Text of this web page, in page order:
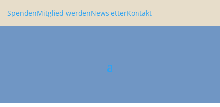
SpendenMitglied werdenNewsletterKontakt